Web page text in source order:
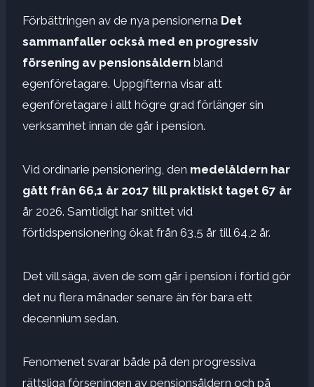
Förbättringen av de nya pensionerna Det
sammanfaller också med en progressiv
försening av pensionsåldern bland
egenföretagare. Uppgifterna visar att
egenföretagare i allt högre grad förlänger sin
verksamhet innan de går i pension.
Vid ordinarie pensionering, den medelåldern har
gått från 66,1 år 2017 till praktiskt taget 67 år
år 2026. Samtidigt har snittet vid
förtidspensionering ökat från 63,5 år till 64,2 år.
Det vill säga, även de som går i pension i förtid gör
det nu flera månader senare än för bara ett
decennium sedan.
Fenomenet svarar både på den progressiva
rättsliga förseningen av pensionsåldern och på